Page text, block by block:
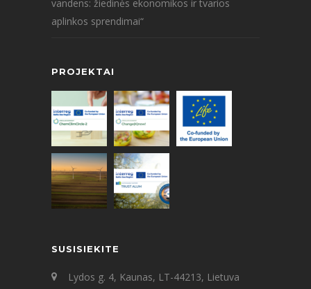
vandens: žiedinės ekonomikos ir tvarios
aplinkos sprendimai“
PROJEKTAI
SUSISIEKITE
Lydos g. 4, Kaunas, LT-44213, Lietuva